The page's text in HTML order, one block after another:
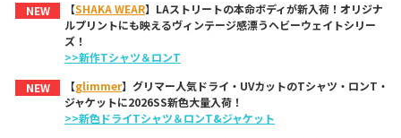
NEW
【SHAKA WEAR】LAストリートの本命ボディが新入荷！オリジナ
ルプリントにも映えるヴィンテージ感漂うヘビーウェイトシリー
ズ！
>>新作Tシャツ＆ロンT
NEW
【glimmer】グリマー人気ドライ・UVカットのTシャツ・ロンT・
ジャケットに2026SS新色大量入荷！
>>新色ドライTシャツ＆ロンT&ジャケット